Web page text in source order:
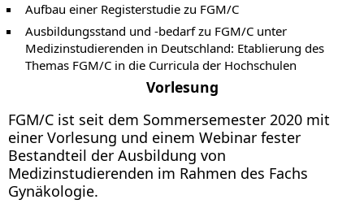
Aufbau einer Registerstudie zu FGM/C
Ausbildungsstand und -bedarf zu FGM/C unter
Medizinstudierenden in Deutschland: Etablierung des
Themas FGM/C in die Curricula der Hochschulen
Vorlesung
FGM/C ist seit dem Sommersemester 2020 mit
einer Vorlesung und einem Webinar fester
Bestandteil der Ausbildung von
Medizinstudierenden im Rahmen des Fachs
Gynäkologie.